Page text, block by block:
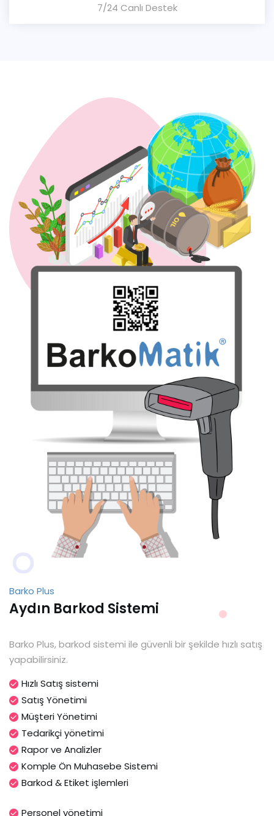
7/24 Canlı Destek
Barko Plus
Aydın Barkod Sistemi
Barko Plus, barkod sistemi ile güvenli bir şekilde hızlı satış
yapabilirsiniz.
Hızlı Satış sistemi
Satış Yönetimi
Müşteri Yönetimi
Tedarikçi yönetimi
Rapor ve Analizler
Komple Ön Muhasebe Sistemi
Barkod & Etiket işlemleri
Personel yönetimi